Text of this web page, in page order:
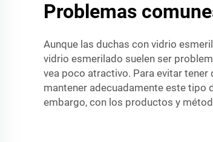
Problemas
Aunque las duchas con vidrio
vidrio esmerilado suelen ser
vea poco atractivo. Para evitar
mantener adecuadamente este tipo
embargo, con los productos y